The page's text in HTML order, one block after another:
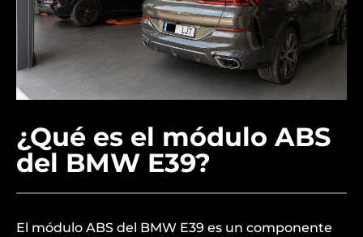
¿Qué es el módulo ABS
del BMW E39?
El módulo ABS del BMW E39 es un componente